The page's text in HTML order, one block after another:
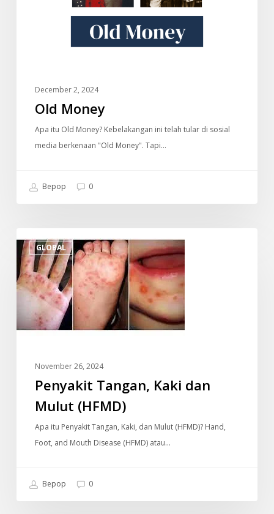
December 2, 2024
Old Money
Apa itu Old Money? Kebelakangan ini telah tular di sosial
media berkenaan "Old Money". Tapi…
Bepop 0
GLOBAL
Penyakit
Tangan,
Kaki
dan
Mulut
(HFMD)
November 26, 2024
Penyakit Tangan, Kaki dan
Mulut (HFMD)
Apa itu Penyakit Tangan, Kaki, dan Mulut (HFMD)? Hand,
Foot, and Mouth Disease (HFMD) atau…
Bepop 0